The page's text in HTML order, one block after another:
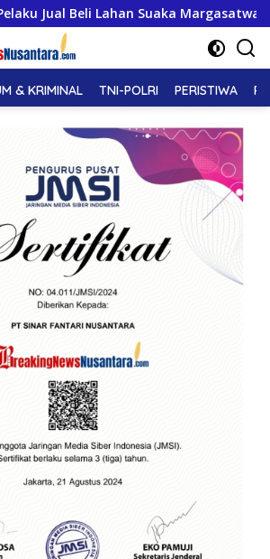
Lahan Suaka Margasatwa Bukit
& KRIMINAL TNI-POLRI PERISTIWA